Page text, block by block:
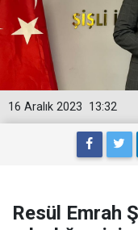
13:32
16 Aralık 2023
Resül Emrah